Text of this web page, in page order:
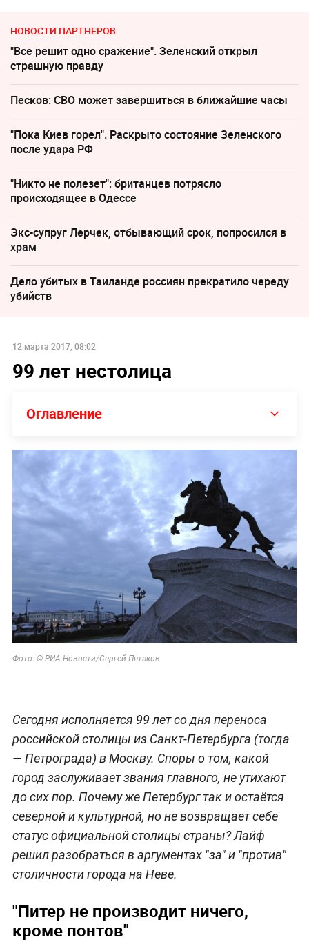
НОВОСТИ ПАРТНЕРОВ
"Все решит одно сражение". Зеленский открыл
страшную правду
Песков: СВО может завершиться в ближайшие часы
"Пока Киев горел". Раскрыто состояние Зеленского
после удара РФ
"Никто не полезет": британцев потрясло
происходящее в Одессе
Экс-супруг Лерчек, отбывающий срок, попросился в
храм
Дело убитых в Таиланде россиян прекратило череду
убийств
12 марта 2017, 08:02
99 лет нестолица
Оглавление
Фото: © РИА Новости/Сергей Пятаков
Сегодня исполняется 99 лет со дня переноса
российской столицы из Санкт-Петербурга (тогда
— Петрограда) в Москву. Споры о том, какой
город заслуживает звания главного, не утихают
до сих пор. Почему же Петербург так и остаётся
северной и культурной, но не возвращает себе
статус официальной столицы страны? Лайф
решил разобраться в аргументах "за" и "против"
столичности города на Неве.
"Питер не производит ничего,
кроме понтов"